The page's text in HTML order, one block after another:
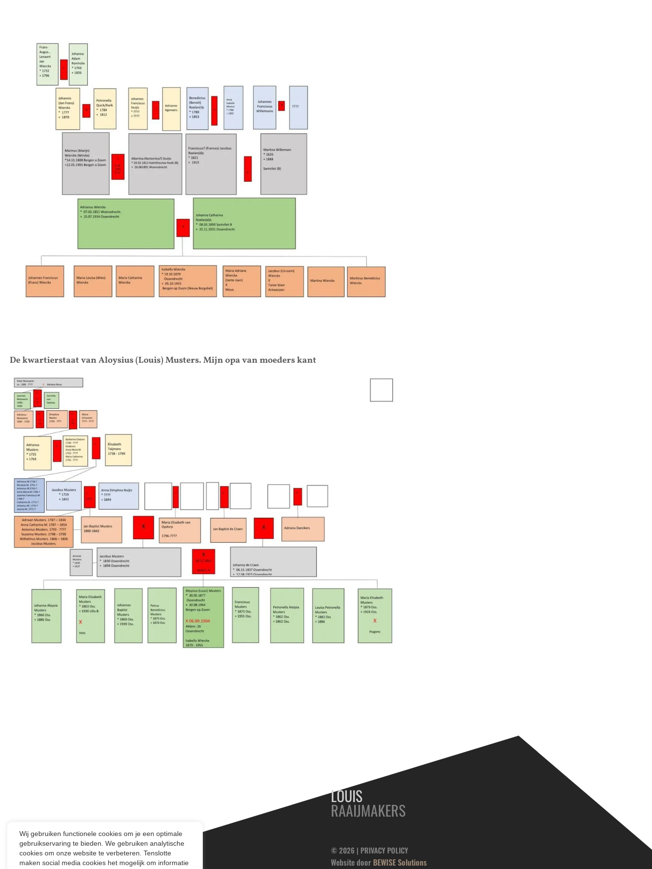
De kwartierstaat van Aloysius (Louis) Musters. Mijn opa van moeders kant
LOUIS
RAAIJMAKERS
© 2026 | PRIVACY POLICY
Website door BEWISE Solutions
Wij gebruiken functionele cookies om je een optimale
gebruikservaring te bieden. We gebruiken analytische
cookies om onze website te verbeteren. Tenslotte
maken social media cookies het mogelijk om informatie